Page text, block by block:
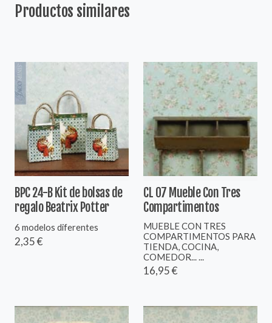
Productos similares
BPC 24-B Kit de bolsas de
regalo Beatrix Potter
6 modelos diferentes
2,35 €
CL 07 Mueble Con Tres
Compartimentos
MUEBLE CON TRES
COMPARTIMENTOS PARA
TIENDA, COCINA,
COMEDOR... ...
16,95 €